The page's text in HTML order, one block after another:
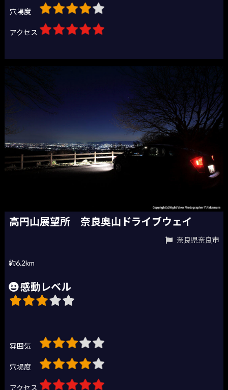
穴場度
アクセス
高円山展望所 奈良奥山ドライブウェイ
奈良県奈良市
約6.2km
感動レベル
雰囲気
穴場度
アクセス